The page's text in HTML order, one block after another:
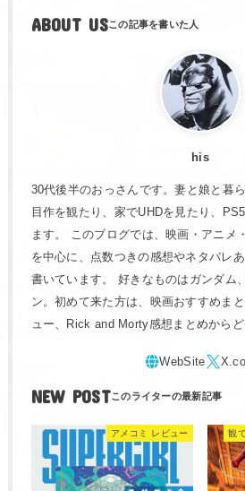
ABOUT US
his
30代後半のおっさんです。妻と娘と暮
目作を観たり、家でUHDを見たり、
ます。 このブログでは、映画・アニメ
を中心に、点数つきの感想やネタバレ
書いています。 好きなものはガンダム
ン。初めて来た方は、映画おすすめま
ュー、Rick and Morty感想まとめからど
NEW POST
アメコミ レビュー